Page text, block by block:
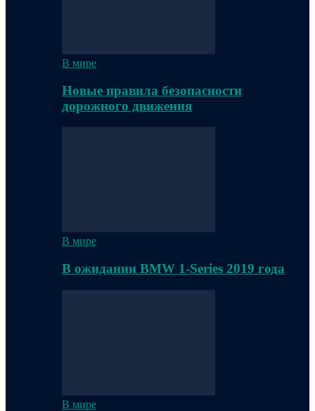
В мире
Новые правила безопасности
дорожного движения
В мире
В ожидании BMW 1-Series 2019 года
В мире